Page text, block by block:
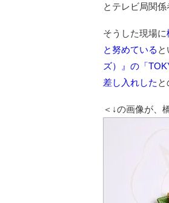
とテレビ局関係
そうした現場に
と努めている
ズ）』の「
差し入れした と
＜↓の画像が、